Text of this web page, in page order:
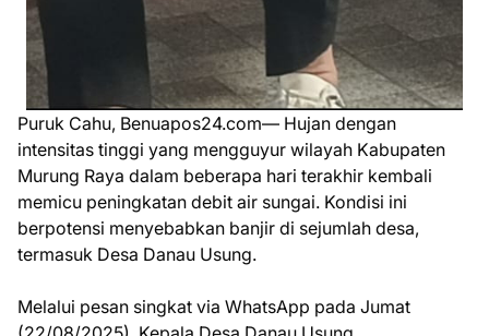
Puruk Cahu, Benuapos24.com— Hujan dengan
intensitas tinggi yang mengguyur wilayah Kabupaten
Murung Raya dalam beberapa hari terakhir kembali
memicu peningkatan debit air sungai. Kondisi ini
berpotensi menyebabkan banjir di sejumlah desa,
termasuk Desa Danau Usung.
Melalui pesan singkat via WhatsApp pada Jumat